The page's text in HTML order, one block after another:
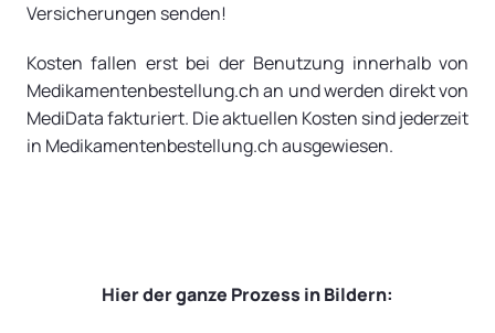
Versicherungen senden!
Kosten fallen erst bei der Benutzung innerhalb von
Medikamentenbestellung.ch an und werden direkt von
MediData fakturiert. Die aktuellen Kosten sind jederzeit
in Medikamentenbestellung.ch ausgewiesen.
Hier der ganze Prozess in Bildern: